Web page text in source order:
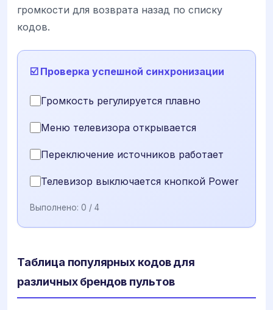
громкости для возврата назад по списку
кодов.
☑️ Проверка успешной синхронизации
Громкость регулируется плавно
Меню телевизора открывается
Переключение источников работает
Телевизор выключается кнопкой Power
Выполнено: 0 / 4
Таблица популярных кодов для
различных брендов пультов